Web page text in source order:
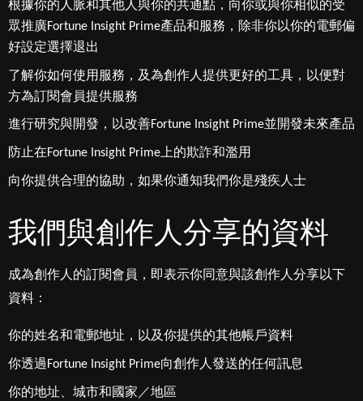
根據你的人脈和其他人與你的共通點，向你或與你相似的受
眾推廣Fortune Insight Prime產品和服務，除非你以你的電郵偏
好設定選擇退出
了解你如何使用服務，及為創作人提供更好的工具，以便對
方為訂閱會員提供服務
進行研究與開發，以改善Fortune Insight Prime並開發未來產品
防止在Fortune Insight Prime上的欺詐和濫用
向你提供合理的協助，如果你通知我們你是殘疾人士
我們與創作人分享的資料
成為創作人的訂閱會員，即表示你同意與該創作人分享以下
資料：
你的姓名和電郵地址，以及你提供的其他帳戶資料
你透過Fortune Insight Prime向創作人發送的任何訊息
你的地址、城市和國家／地區